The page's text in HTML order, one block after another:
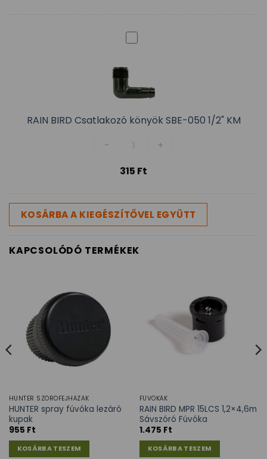
RAIN BIRD Csatlakozó könyök SBE-050 1/2" KM
-
+
315 Ft
KOSÁRBA A KIEGÉSZÍTŐVEL EGYÜTT
KAPCSOLÓDÓ TERMÉKEK
HUNTER SZÓRÓFEJHÁZAK
HUNTER spray fúvóka lezáró
kupak
955 Ft
KOSÁRBA TESZEM
FÚVÓKÁK
RAIN BIRD MPR 15LCS 1,2×4,6m
Sávszóró Fúvóka
1.475 Ft
KOSÁRBA TESZEM